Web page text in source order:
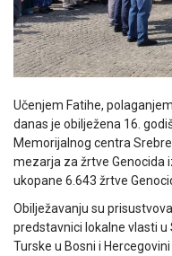
Učenjem Fatihe,
danas je obilježena 16.
Memorijalnog centra
mezarja za žrtve Genocida
ukopane 6.643 žrtve
Obilježavanju su
predstavnici lokalne vlasti
Turske u Bosni i